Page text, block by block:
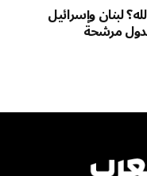
لبنان وإسرائيل
مرشحة